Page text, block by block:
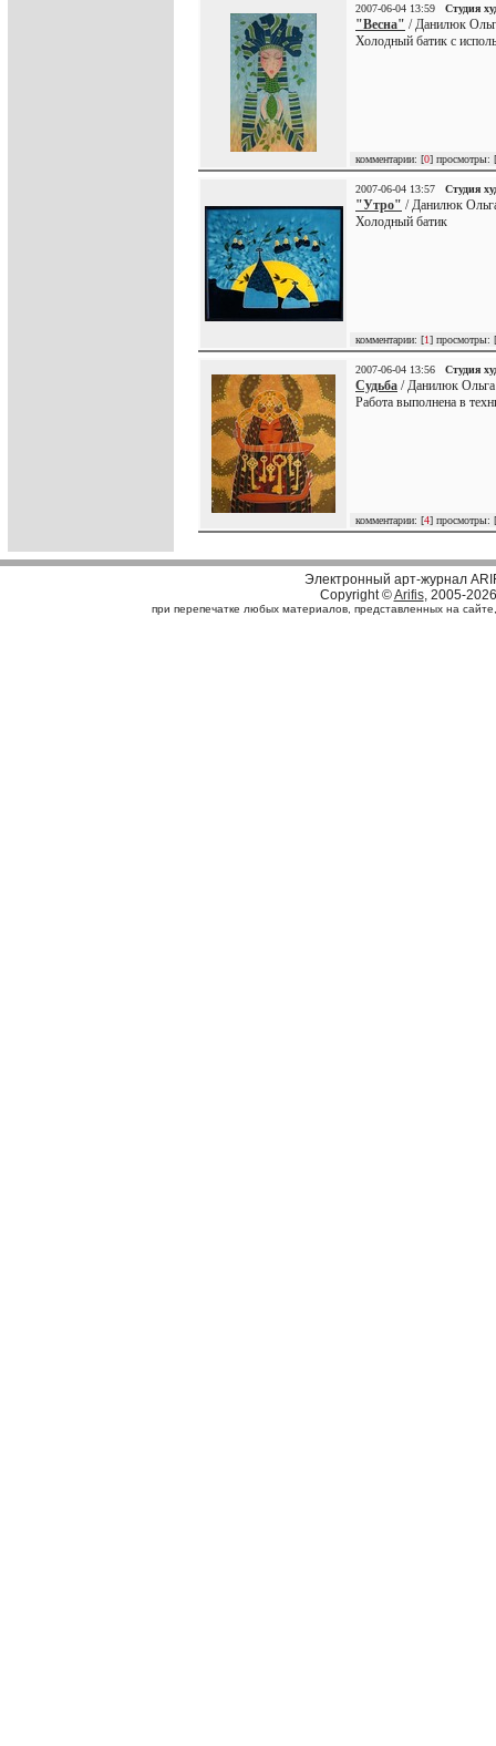
2007-06-04 13:59 Студия
"Весна" / Данилюк
Холодный батик с
комментарии: [0] просмотры: [
2007-06-04 13:57 Студия
"Утро" / Данилюк
Холодный батик
комментарии: [1] просмотры: [
2007-06-04 13:56 Студия
Судьба / Данилюк
Работа выполнена в
комментарии: [4] просмотры: [
Электронный арт-журнал
Copyright ©Arifis, 2005-2026
при перепечатке любых материалов, представленных на